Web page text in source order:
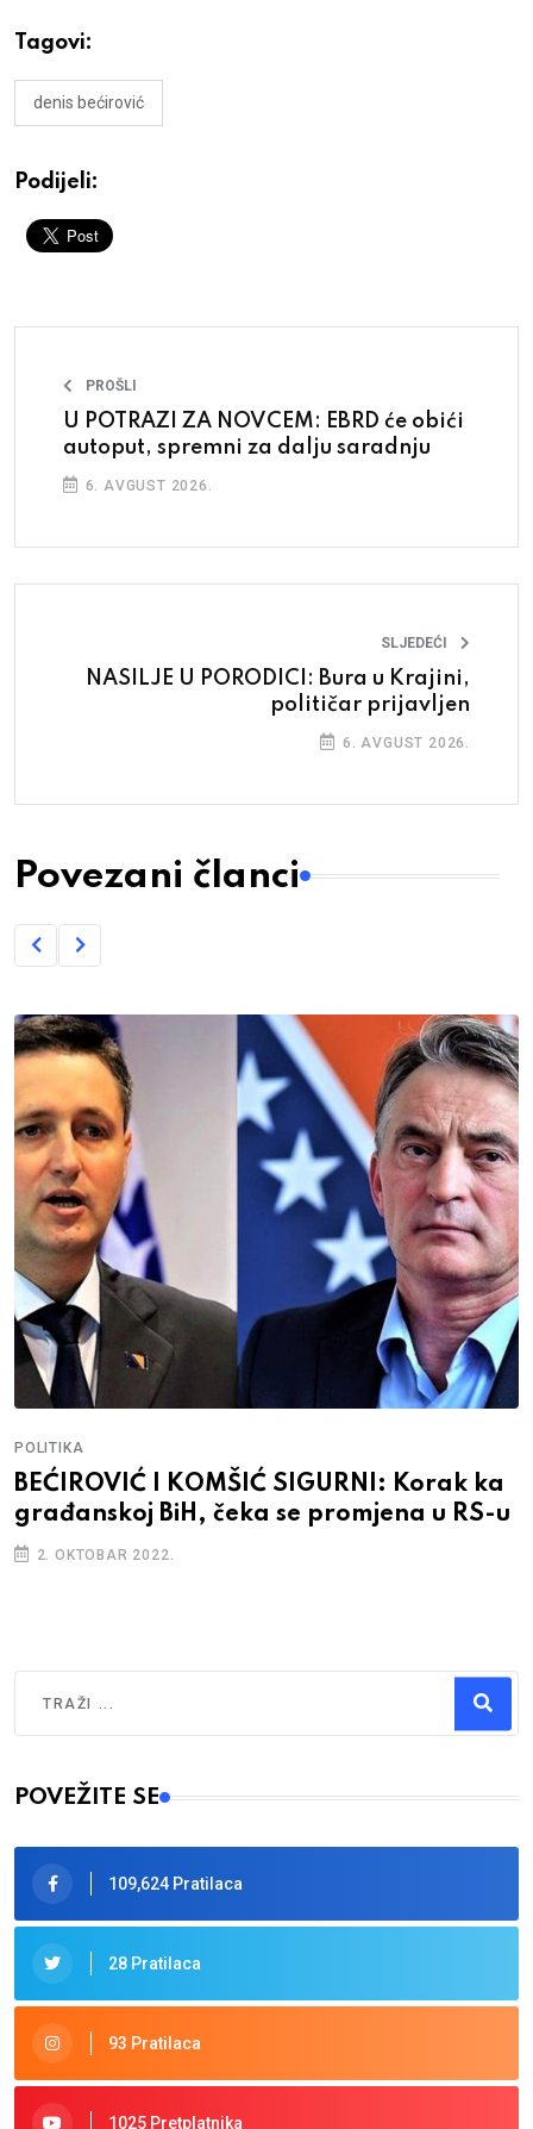
Tagovi:
denis bećirović
Podijeli:
PROŠLI
U POTRAZI ZA NOVCEM: EBRD će obići
autoput, spremni za dalju saradnju
6. AVGUST 2026.
SLJEDEĆI
NASILJE U PORODICI: Bura u Krajini,
političar prijavljen
6. AVGUST 2026.
Povezani članci
POLITIKA
BEĆIROVIĆ I KOMŠIĆ SIGURNI: Korak ka
građanskoj BiH, čeka se promjena u RS-u
2. OKTOBAR 2022.
Type 2 or more characters for results.
POVEŽITE SE
109,624 Pratilaca
28 Pratilaca
93 Pratilaca
1025 Pretplatnika